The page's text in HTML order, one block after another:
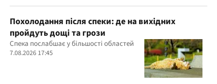
Похолодання після спеки: де на вихідних
пройдуть дощі та грози
Спека послабшає у більшості областей
7.08.2026 17:45